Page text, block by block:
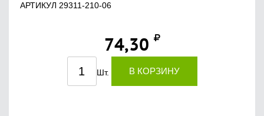
АРТИКУЛ 29311-210-06
74,30
Шт. В КОРЗИНУ